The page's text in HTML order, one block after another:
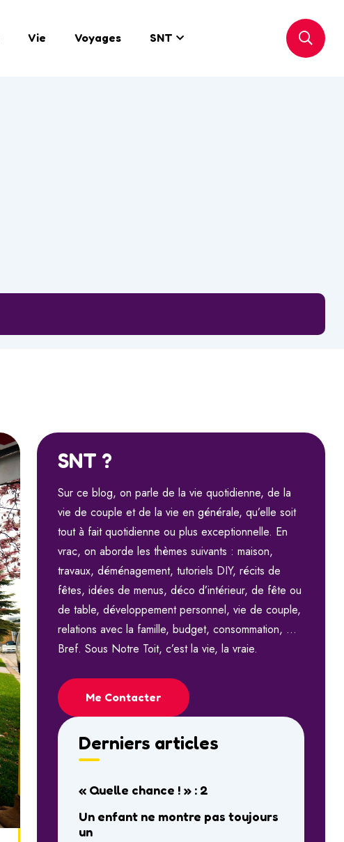
Vie Voyages SNT
SNT ?
Sur ce blog, on parle de la vie quotidienne, de la
vie de couple et de la vie en générale, qu’elle soit
tout à fait quotidienne ou plus exceptionnelle. En
vrac, on aborde les thèmes suivants : maison,
travaux, déménagement, tutoriels DIY, récits de
fêtes, idées de menus, déco d’intérieur, de fête ou
de table, développement personnel, vie de couple,
relations avec la famille, budget, consommation, …
Bref. Sous Notre Toit, c’est la vie, la vraie.
Me Contacter
Derniers articles
« Quelle chance ! » : 2
Un enfant ne montre pas toujours
un